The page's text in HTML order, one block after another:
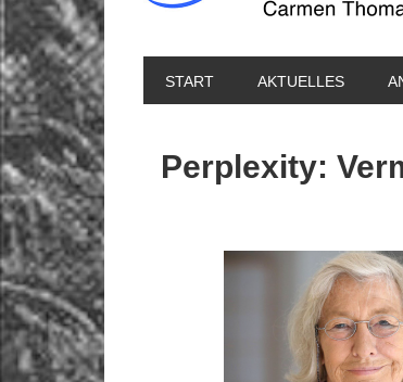
START AKTUELLES
Perplexity: